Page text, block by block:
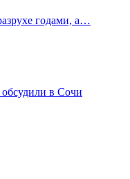
годами, а…
обсудили в Сочи